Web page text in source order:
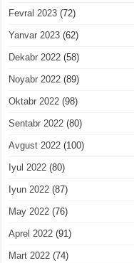
Fevral 2023 (72)
Yanvar 2023 (62)
Dekabr 2022 (58)
Noyabr 2022 (89)
Oktabr 2022 (98)
Sentabr 2022 (80)
Avgust 2022 (100)
Iyul 2022 (80)
Iyun 2022 (87)
May 2022 (76)
Aprel 2022 (91)
Mart 2022 (74)